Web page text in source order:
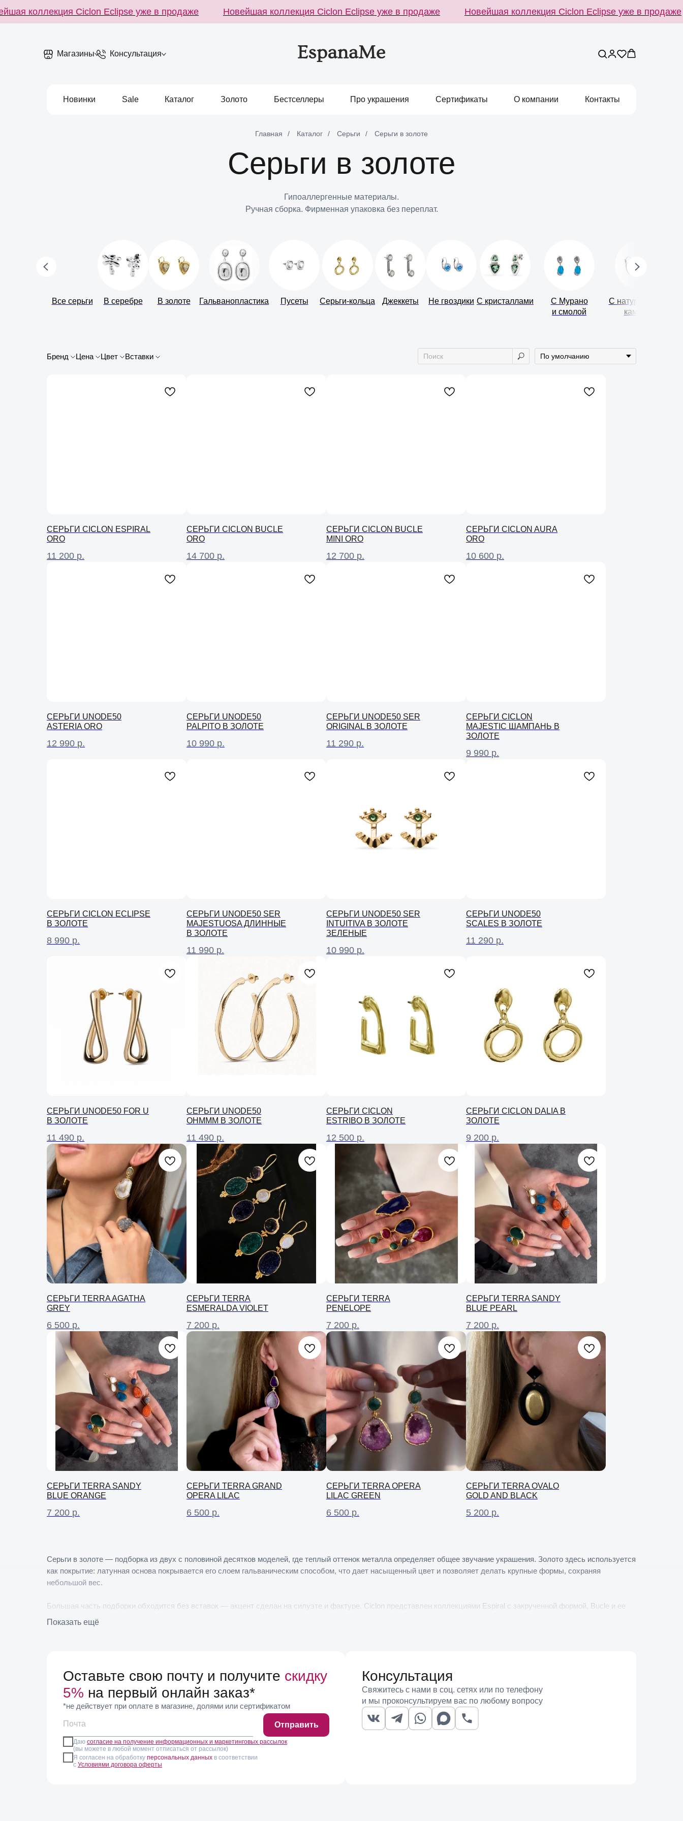
коллекция Ciclon Eclipse уже в продаже Новейшая коллекция Ciclon Eclipse уже в продаже Новейшая коллекция Ciclon Eclipse уже в продаже
Магазины Консультация
Новинки Sale Каталог Золото Бестселлеры Про украшения Сертификаты О компании Контакты
Главная / Каталог / Серьги / Серьги в золоте
Серьги в золоте
Гипоаллергенные материалы.
Ручная сборка. Фирменная упаковка без переплат.
Все серьги В серебре В золоте Гальванопластика Пусеты Серьги-кольца Джеккеты Не гвоздики С кристаллами
С Мурано
и смолой
С натуральными
камнями
Бренд Цена Цвет Вставки
СЕРЬГИ CICLON ESPIRAL
ORO
11 200 р.
СЕРЬГИ CICLON BUCLE
ORO
14 700 р.
СЕРЬГИ CICLON BUCLE
MINI ORO
12 700 р.
СЕРЬГИ CICLON AURA
ORO
10 600 р.
СЕРЬГИ UNODE50
ASTERIA ORO
12 990 р.
СЕРЬГИ UNODE50
PALPITO В ЗОЛОТЕ
10 990 р.
СЕРЬГИ UNODE50 SER
ORIGINAL В ЗОЛОТЕ
11 290 р.
СЕРЬГИ CICLON
MAJESTIC ШАМПАНЬ В
ЗОЛОТЕ
9 990 р.
СЕРЬГИ CICLON ECLIPSE
В ЗОЛОТЕ
8 990 р.
СЕРЬГИ UNODE50 SER
MAJESTUOSA ДЛИННЫЕ
В ЗОЛОТЕ
11 990 р.
СЕРЬГИ UNODE50 SER
INTUITIVA В ЗОЛОТЕ
ЗЕЛЕНЫЕ
10 990 р.
СЕРЬГИ UNODE50
SCALES В ЗОЛОТЕ
11 290 р.
СЕРЬГИ UNODE50 FOR U
В ЗОЛОТЕ
11 490 р.
СЕРЬГИ UNODE50
OHMMM В ЗОЛОТЕ
11 490 р.
СЕРЬГИ CICLON
ESTRIBO В ЗОЛОТЕ
12 500 р.
СЕРЬГИ CICLON DALIA В
ЗОЛОТЕ
9 200 р.
СЕРЬГИ TERRA AGATHA
GREY
6 500 р.
СЕРЬГИ TERRA
ESMERALDA VIOLET
7 200 р.
СЕРЬГИ TERRA
PENELOPE
7 200 р.
СЕРЬГИ TERRA SANDY
BLUE PEARL
7 200 р.
СЕРЬГИ TERRA SANDY
BLUE ORANGE
7 200 р.
СЕРЬГИ TERRA GRAND
OPERA LILAC
6 500 р.
СЕРЬГИ TERRA OPERA
LILAC GREEN
6 500 р.
СЕРЬГИ TERRA OVALO
GOLD AND BLACK
5 200 р.
Серьги в золоте — подборка из двух с половиной десятков моделей, где теплый оттенок металла определяет общее звучание украшения. Золото здесь используется
как покрытие: латунная основа покрывается его слоем гальваническим способом, что дает насыщенный цвет и позволяет делать крупные формы, сохраняя
небольшой вес.
Большая часть подборки обходится без вставок — акцент сделан на силуэте и фактуре. Ciclon представлен коллекциями Espiral с закрученной формой, Bucle и ее
уменьшенной версией Bucle Mini, а также моделями Estribo, Dalia, Eclipse и комбинированными Calixto, где золото соседствует с серебром в одной паре. UNOde50
предлагает Asteria Oro, Palpito, Ser Original, малые и длинные Ser Majestuosa, Scales, For U и Ohmmm. Отдельную группу образуют серьги линии Mediterraneo на
вставками — кристаллы Сваровски в оттенке шампань, ограненные камни в зеленом цвете, перламутр, агат, коралл, элементы из полимера. Цены находятся в
диапазоне от 5200 до 14 700 рублей.
Золотой оттенок заметнее серебряного и активнее взаимодействует с тоном кожи: он выигрышно смотрится на загорелой коже и хорошо согласуется с теплой гаммой
в одежде — бежевым, коричневым, оливковым. Лаконичные модели вроде Bucle работают как база ювелирного гардероба и уместны в офисе, крупные и фактурные
лучше оставлять единственным акцентом. Комбинированные пары удобны тем, что позволяют носить их одновременно с серебряными украшениями без ощущения
несочетаемости.
Оттенок покрытия у разных коллекций различается, а размер серьги по фотографии оценить сложно. Примерить модели и сравнить их между собой можно в
Показать ещё
Оставьте свою почту и получите скидку
5% на первый онлайн заказ*
*не действует при оплате в магазине, долями или сертификатом
Даю согласие на получение информационных и маркетинговых рассылок
(вы можете в любой момент отписаться от рассылок)
Я согласен на обработку персональных данных в соответствии
с Условиями договора оферты
Отправить
Консультация
Свяжитесь с нами в соц. сетях или по телефону
и мы проконсультируем вас по любому вопросу